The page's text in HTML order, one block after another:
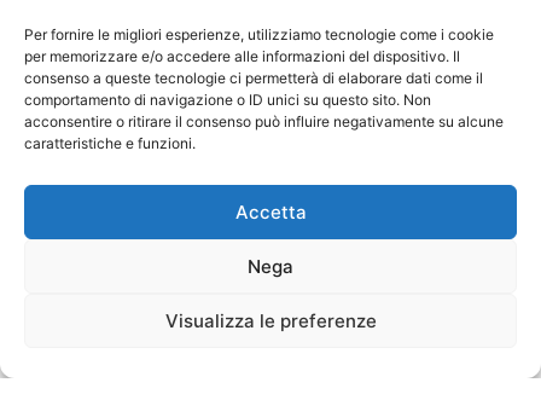
Per fornire le migliori esperienze, utilizziamo tecnologie come i cookie
per memorizzare e/o accedere alle informazioni del dispositivo. Il
consenso a queste tecnologie ci permetterà di elaborare dati come il
comportamento di navigazione o ID unici su questo sito. Non
acconsentire o ritirare il consenso può influire negativamente su alcune
caratteristiche e funzioni.
Accetta
Nega
Visualizza le preferenze